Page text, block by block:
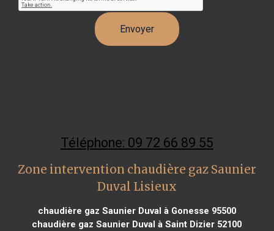
Téléphone: 09 72 66 89 55
Zone intervention chaudière gaz Saunier
Duval Lisieux
chaudière gaz Saunier Duval à Gonesse 95500
chaudière gaz Saunier Duval à Saint Dizier 52100